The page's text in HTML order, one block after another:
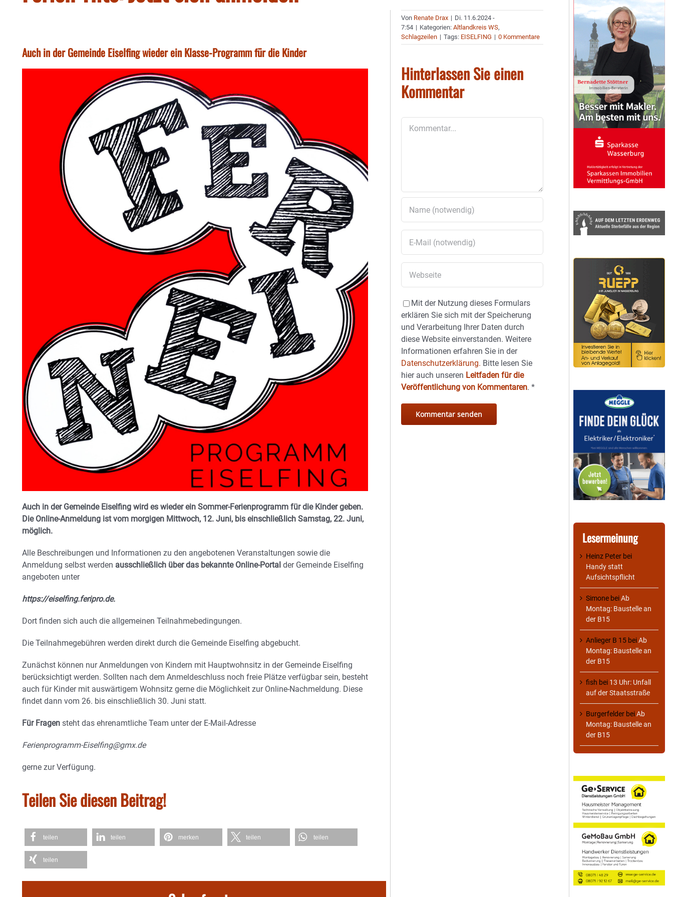
Auch in der Gemeinde Eiselfing wieder ein Klasse-Programm für die Kinder
Auch in der Gemeinde Eiselfing wird es wieder ein Sommer-Ferienprogramm für die Kinder geben.
Die Online-Anmeldung ist vom morgigen Mittwoch, 12. Juni, bis einschließlich Samstag, 22. Juni,
möglich.
Alle Beschreibungen und Informationen zu den angebotenen Veranstaltungen sowie die
Anmeldung selbst werden ausschließlich über das bekannte Online-Portal der Gemeinde Eiselfing
angeboten unter
https://eiselfing.feripro.de.
Dort finden sich auch die allgemeinen Teilnahmebedingungen.
Die Teilnahmegebühren werden direkt durch die Gemeinde Eiselfing abgebucht.
Zunächst können nur Anmeldungen von Kindern mit Hauptwohnsitz in der Gemeinde Eiselfing
berücksichtigt werden. Sollten nach dem Anmeldeschluss noch freie Plätze verfügbar sein, besteht
auch für Kinder mit auswärtigem Wohnsitz gerne die Möglichkeit zur Online-Nachmeldung. Diese
findet dann vom 26. bis einschließlich 30. Juni statt.
Für Fragen steht das ehrenamtliche Team unter der E-Mail-Adresse
Ferienprogramm-Eiselfing@gmx.de
gerne zur Verfügung.
Teilen Sie diesen Beitrag!
teilen teilen merken teilen teilen
teilen
Von Renate Drax | Di. 11.6.2024 -
7:54 | Kategorien:Altlandkreis WS,
Schlagzeilen | Tags: EISELFING | 0 Kommentare
Hinterlassen Sie einen
Kommentar
Mit der Nutzung dieses Formulars
erklären Sie sich mit der Speicherung
und Verarbeitung Ihrer Daten durch
diese Website einverstanden. Weitere
Informationen erfahren Sie in der
Datenschutzerklärung. Bitte lesen Sie
hier auch unseren Leitfaden für die
Veröffentlichung von Kommentaren.*
Lesermeinung
Heinz Peter bei
Handy statt
Aufsichtspflicht
Simone beiAb
Montag: Baustelle an
der B15
Anlieger B 15 beiAb
Montag: Baustelle an
der B15
fish bei 13 Uhr: Unfall
auf der Staatsstraße
Burgerfelder beiAb
Montag: Baustelle an
der B15